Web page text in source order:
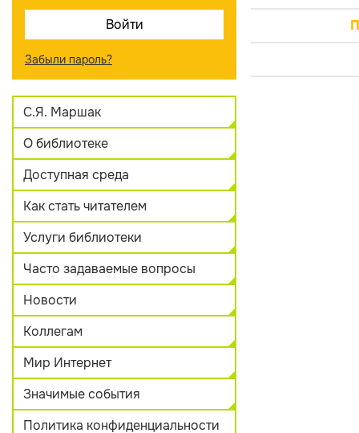
Забыли пароль?
С.Я. Маршак
О библиотеке
Доступная среда
Как стать читателем
Услуги библиотеки
Часто задаваемые вопросы
Новости
Коллегам
Мир Интернет
Значимые события
Политика конфиденциальности